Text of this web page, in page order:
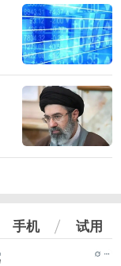
手机 试用